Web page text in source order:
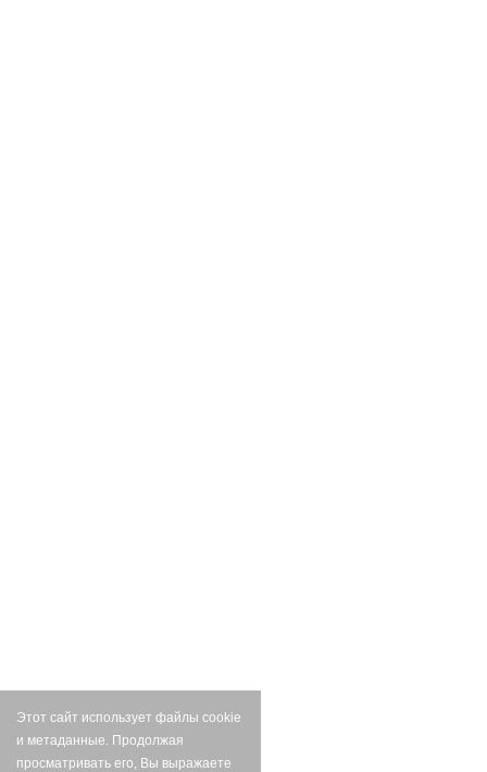
Этот сайт использует файлы cookie
и метаданные. Продолжая
просматривать его, Вы выражаете